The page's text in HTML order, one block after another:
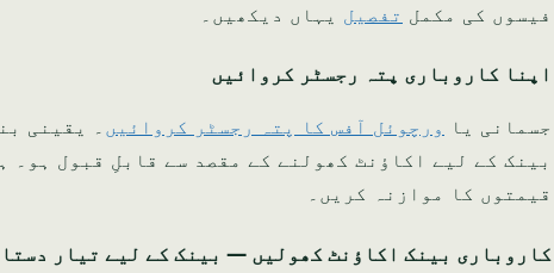
فیسوں کی مکمل تفصیل یہاں دیکھیں۔
اپنا کاروباری پتہ رجسٹر کروائیں
جسمانی یا ورچوئل آفس کا پتہ رجسٹر کروائیں
بینک کے لیے اکاؤنٹ کھولنے کے مقصد سے قابلِ قبول ہو۔
قیمتوں کا موازنہ کریں۔
کاروباری بینک اکاؤنٹ کھولیں — بینک کے لیے تیار